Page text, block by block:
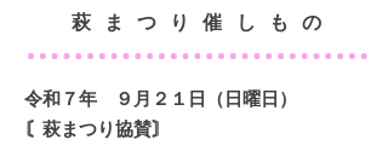
​萩まつり催しもの
令和７年 ９月２１日（日曜日）
〘萩まつり協賛〙